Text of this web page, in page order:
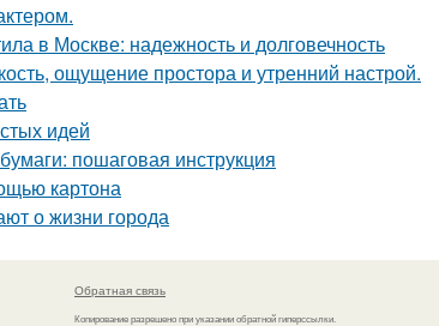
в Москве: надежность и долговечность
ощущение простора и утренний настрой.
идей
пошаговая инструкция
картона
о жизни города
Обратная связь
Копирование разрешено при указании обратной гиперссылки.